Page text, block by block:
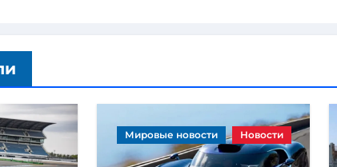
Мировые новости Новости